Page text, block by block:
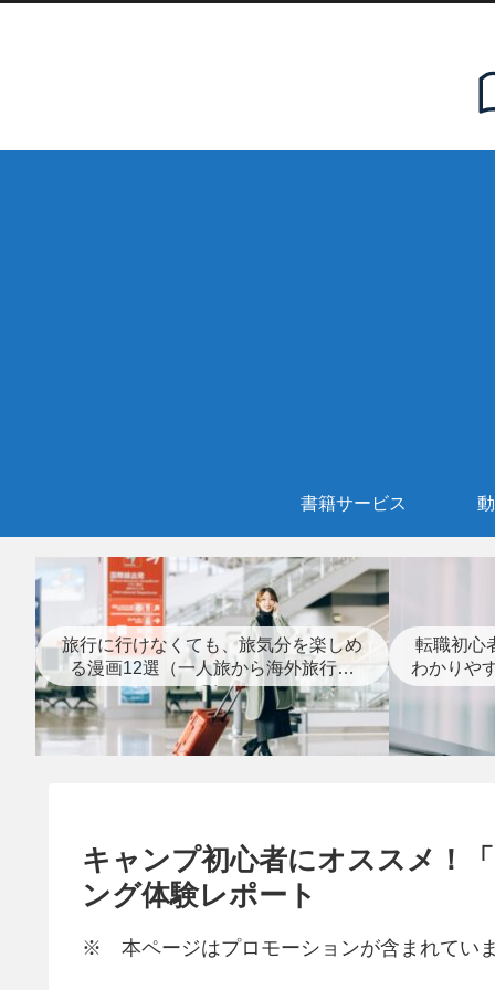
書籍サービス
旅行に行けなくても、旅気分を楽しめ
る漫画12選（一人旅から海外旅行ま
で）
転職初心
わかりや
キャンプ初心者にオススメ！
ング体験レポート
※ 本ページはプロモーションが含まれてい